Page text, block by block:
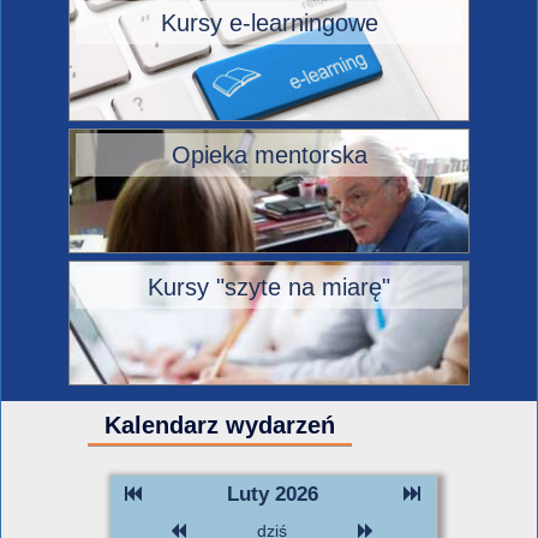
Kursy e-learningowe
Opieka mentorska
Kursy "szyte na miarę"
Kalendarz wydarzeń
Luty 2026
dziś